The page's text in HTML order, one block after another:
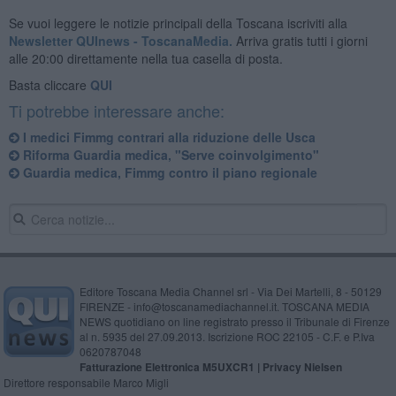
Se vuoi leggere le notizie principali della Toscana iscriviti alla
Newsletter QUInews - ToscanaMedia. Arriva gratis tutti i giorni
alle 20:00 direttamente nella tua casella di posta.
Basta cliccare QUI
Ti potrebbe interessare anche:
I medici Fimmg contrari alla riduzione delle Usca
Riforma Guardia medica, "Serve coinvolgimento"
Guardia medica, Fimmg contro il piano regionale
Editore Toscana Media Channel srl - Via Dei Martelli, 8 - 50129
FIRENZE - info@toscanamediachannel.it. TOSCANA MEDIA
NEWS quotidiano on line registrato presso il Tribunale di Firenze
al n. 5935 del 27.09.2013. Iscrizione ROC 22105 - C.F. e P.Iva
0620787048
Fatturazione Elettronica M5UXCR1 | Privacy Nielsen
Direttore responsabile Marco Migli